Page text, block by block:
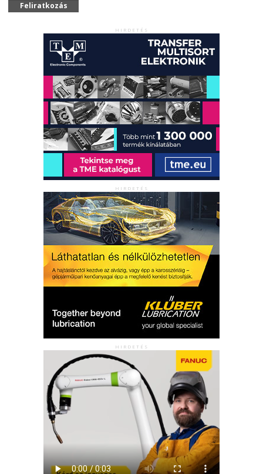
Feliratkozás
HIRDETÉS
HIRDETÉS
HIRDETÉS